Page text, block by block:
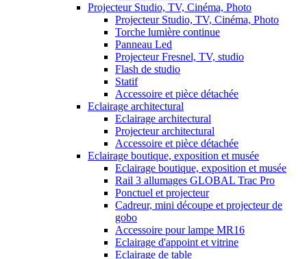
Projecteur Studio, TV, Cinéma, Photo
Projecteur Studio, TV, Cinéma, Photo
Torche lumière continue
Panneau Led
Projecteur Fresnel, TV, studio
Flash de studio
Statif
Accessoire et pièce détachée
Eclairage architectural
Eclairage architectural
Projecteur architectural
Accessoire et pièce détachée
Eclairage boutique, exposition et musée
Eclairage boutique, exposition et musée
Rail 3 allumages GLOBAL Trac Pro
Ponctuel et projecteur
Cadreur, mini découpe et projecteur de
gobo
Accessoire pour lampe MR16
Eclairage d'appoint et vitrine
Eclairage de table